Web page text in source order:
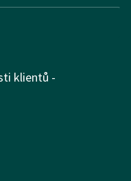
klientů -